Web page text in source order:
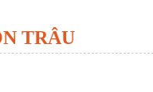
TRÂU